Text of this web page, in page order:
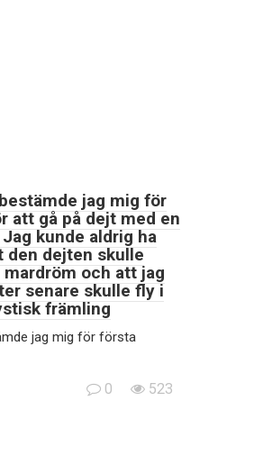
jag mig för
att gå på dejt med en
kunde aldrig ha
dejten skulle
och att jag
senare skulle fly i
främling
jag mig för första
0 523